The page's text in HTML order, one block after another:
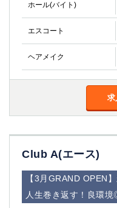
ホール(バイト)
エスコート
ヘアメイク
求
Club A(エース)
【3月GRAND OPEN
人生巻き返す！良環